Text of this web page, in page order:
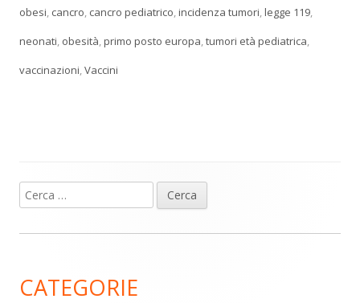
obesi, cancro, cancro pediatrico,incidenza tumori,legge 119,
neonati, obesità,primo posto europa,tumori età pediatrica,
vaccinazioni,Vaccini
Barra
laterale
Ricerca
per:
CATEGORIE